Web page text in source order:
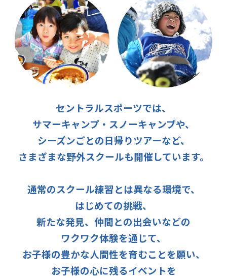
セントラルスポーツでは、
サマーキャンプ・スノーキャンプや、
シーズンごとの日帰りツアーなど、
さまざまな野外スクールも開催しています。
通常のスクール練習とは異なる環境で、
はじめての挑戦、
新たな発見、仲間との出会いなどの
ワクワク体験を通じて、
お子様の豊かな人間性を育むことを願い、
お子様の心に残るイベントを